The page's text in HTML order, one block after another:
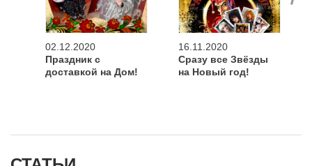
02.12.2020
Праздник с
доставкой на Дом!
16.11.2020
Сразу все Звёзды
на Новый год!